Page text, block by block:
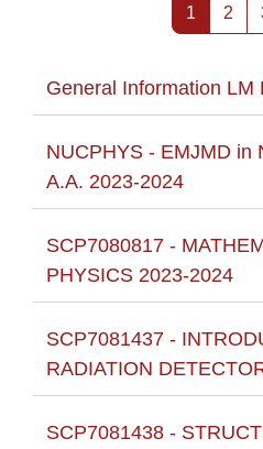
1 Pagina
2
General Information LM
NUCPHYS - EMJMD in
A.A. 2023-2024
SCP7080817 -
PHYSICS 2023-2024
SCP7081437 -
RADIATION
SCP7081438 -